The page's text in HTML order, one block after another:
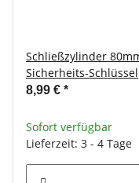
Schließzylinder
Sicherheits-Schlüssel
8,99 € *
Sofort verfügbar
Lieferzeit: 3 - 4 Tage